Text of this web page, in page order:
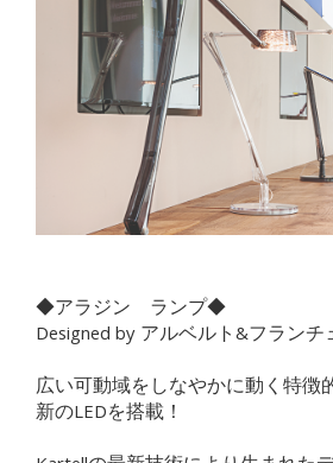
◆アラジン ランプ◆
Designed by アルベルト&フラン
広い可動域をしなやかに動く特徴
新のLEDを搭載！